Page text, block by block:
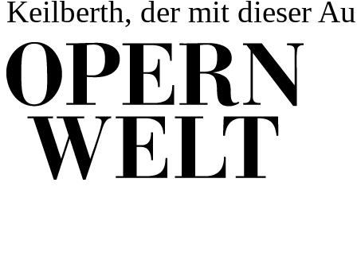
Keilberth, der mit dieser